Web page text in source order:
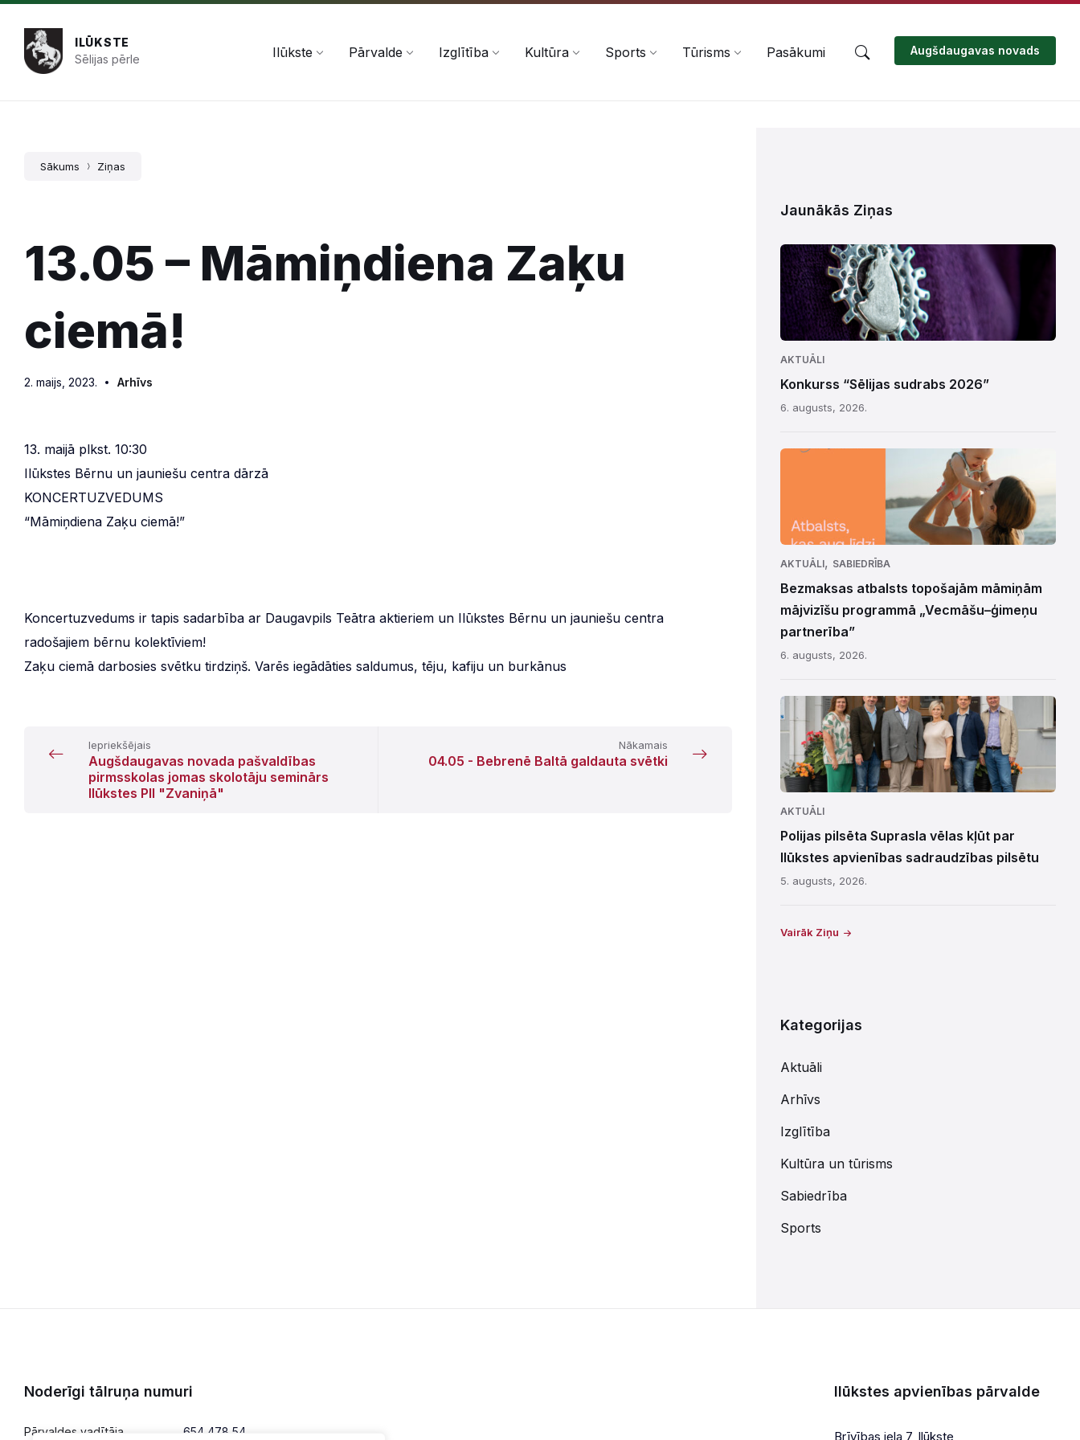
Pāriet
saturu
Skip
navigation
Skip
footer
ILŪKSTE
Sēlijas pērle
Ilūkste Pārvalde Izglītība Kultūra Sports Tūrisms Pasākumi Augšdaugavas novads
Sākums Ziņas
13.05 – Māmiņdiena Zaķu
ciemā!
2. maijs, 2023. Arhīvs
13. maijā plkst. 10:30
Ilūkstes Bērnu un jauniešu centra dārzā
KONCERTUZVEDUMS
“Māmiņdiena Zaķu ciemā!”
Koncertuzvedums ir tapis sadarbība ar Daugavpils Teātra aktieriem un Ilūkstes Bērnu un jauniešu centra
radošajiem bērnu kolektīviem!
Zaķu ciemā darbosies svētku tirdziņš. Varēs iegādāties saldumus, tēju, kafiju un burkānus
Iepriekšējais
Augšdaugavas novada pašvaldības
pirmsskolas jomas skolotāju seminārs
Ilūkstes PII "Zvaniņā"
Nākamais
04.05 - Bebrenē Baltā galdauta svētki
Jaunākās Ziņas
AKTUĀLI
Konkurss “Sēlijas sudrabs 2026”
6. augusts, 2026.
AKTUĀLI, SABIEDRĪBA
Bezmaksas atbalsts topošajām māmiņām
mājvizīšu programmā „Vecmāšu–ģimeņu
partnerība”
6. augusts, 2026.
AKTUĀLI
Polijas pilsēta Suprasla vēlas kļūt par
Ilūkstes apvienības sadraudzības pilsētu
5. augusts, 2026.
Vairāk Ziņu
Kategorijas
Aktuāli
Arhīvs
Izglītība
Kultūra un tūrisms
Sabiedrība
Sports
Noderīgi tālruņa numuri
Pārvaldes vadītāja 654 478 54
Ilūkstes apvienības pārvalde
Brīvības iela 7, Ilūkste,